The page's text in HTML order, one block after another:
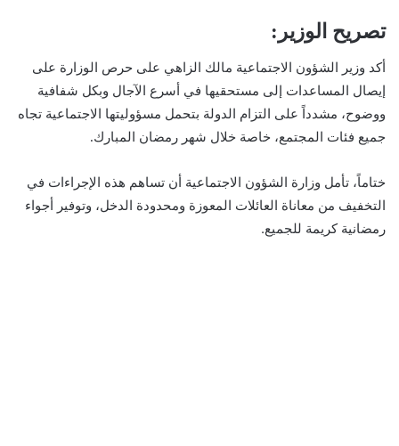
تصريح الوزير:
أكد وزير الشؤون الاجتماعية مالك الزاهي على حرص الوزارة على
إيصال المساعدات إلى مستحقيها في أسرع الآجال وبكل شفافية
ووضوح، مشدداً على التزام الدولة بتحمل مسؤوليتها الاجتماعية تجاه
جميع فئات المجتمع، خاصة خلال شهر رمضان المبارك.
ختاماً، تأمل وزارة الشؤون الاجتماعية أن تساهم هذه الإجراءات في
التخفيف من معاناة العائلات المعوزة ومحدودة الدخل، وتوفير أجواء
رمضانية كريمة للجميع.